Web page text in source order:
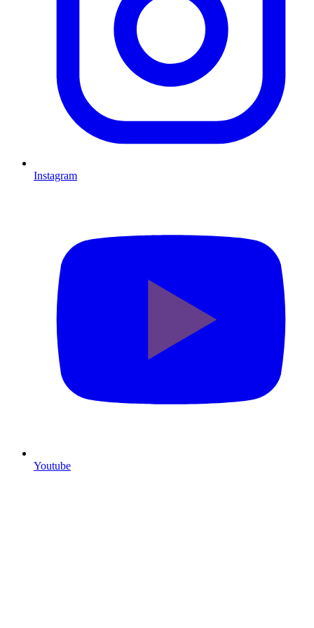
Instagram
Youtube